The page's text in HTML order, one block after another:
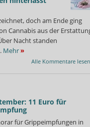
doch am Ende ging
Cannabis aus der
Nacht standen
Mehr»
Alle Kommentare lesen
11 Euro für
für Grippeimpfungen in